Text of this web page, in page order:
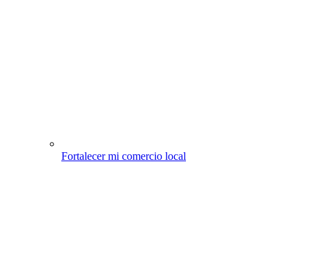
Fortalecer mi comercio local